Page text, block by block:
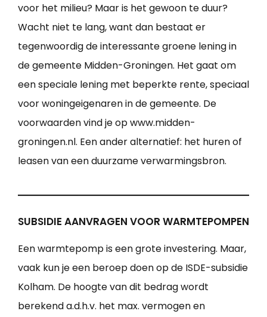
voor het milieu? Maar is het gewoon te duur?
Wacht niet te lang, want dan bestaat er
tegenwoordig de interessante groene lening in
de gemeente Midden-Groningen. Het gaat om
een speciale lening met beperkte rente, speciaal
voor woningeigenaren in de gemeente. De
voorwaarden vind je op www.midden-
groningen.nl. Een ander alternatief: het huren of
leasen van een duurzame verwarmingsbron.
SUBSIDIE AANVRAGEN VOOR WARMTEPOMPEN
Een warmtepomp is een grote investering. Maar,
vaak kun je een beroep doen op de ISDE-subsidie
Kolham. De hoogte van dit bedrag wordt
berekend a.d.h.v. het max. vermogen en